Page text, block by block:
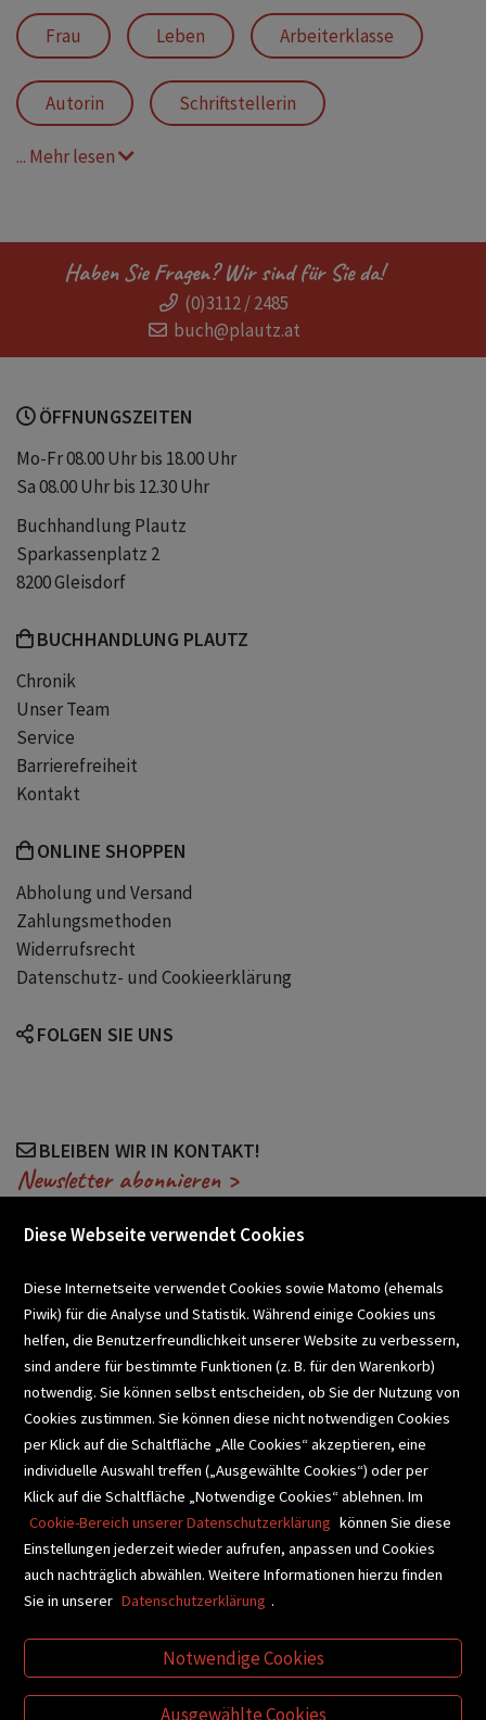
Frau Leben Arbeiterklasse
Autorin Schriftstellerin
Kopenhagen
Entdeckung berühmt Freiheit
selbstbestimmt Karl Ove Knausgard
Sucht
Familie Ehe
weiblich
unmittelbar
Feminismus
... Mehr lesen
Haben Sie Fragen? Wir sind für Sie da!
(0)3112 / 2485
buch@plautz.at
ÖFFNUNGSZEITEN
Mo-Fr 08.00 Uhr bis 18.00 Uhr
Sa 08.00 Uhr bis 12.30 Uhr
Buchhandlung Plautz
Sparkassenplatz 2
8200 Gleisdorf
BUCHHANDLUNG PLAUTZ
Chronik
Unser Team
Service
Barrierefreiheit
Kontakt
ONLINE SHOPPEN
Abholung und Versand
Zahlungsmethoden
Widerrufsrecht
Datenschutz- und Cookieerklärung
FOLGEN SIE UNS
BLEIBEN WIR IN KONTAKT!
Newsletter abonnieren >
SCHULBUCHSERVICE
BUCHEMPFEHLUNGEN
BIBLIOTHEKSSERVICE
VIDEO-TIPPS
VERTRAG WIDERRUFEN
Diese Webseite verwendet Cookies
Diese Internetseite verwendet Cookies sowie Matomo (ehemals
Piwik) für die Analyse und Statistik. Während einige Cookies uns
helfen, die Benutzerfreundlichkeit unserer Website zu verbessern,
sind andere für bestimmte Funktionen (z. B. für den Warenkorb)
notwendig. Sie können selbst entscheiden, ob Sie der Nutzung von
Cookies zustimmen. Sie können diese nicht notwendigen Cookies
per Klick auf die Schaltfläche „Alle Cookies“ akzeptieren, eine
individuelle Auswahl treffen („Ausgewählte Cookies“) oder per
Klick auf die Schaltfläche „Notwendige Cookies“ ablehnen. Im
Cookie-Bereich unserer Datenschutzerklärung können Sie diese
Einstellungen jederzeit wieder aufrufen, anpassen und Cookies
auch nachträglich abwählen. Weitere Informationen hierzu finden
Sie in unserer Datenschutzerklärung .
Notwendige Cookies
Ausgewählte Cookies